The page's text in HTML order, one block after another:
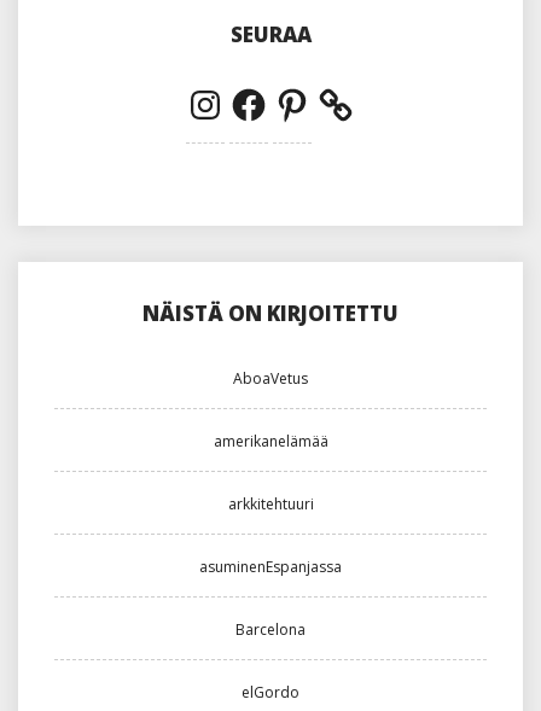
SEURAA
InstagramFacebookPinterest
NÄISTÄ ON KIRJOITETTU
AboaVetus
amerikanelämää
arkkitehtuuri
asuminenEspanjassa
Barcelona
elGordo